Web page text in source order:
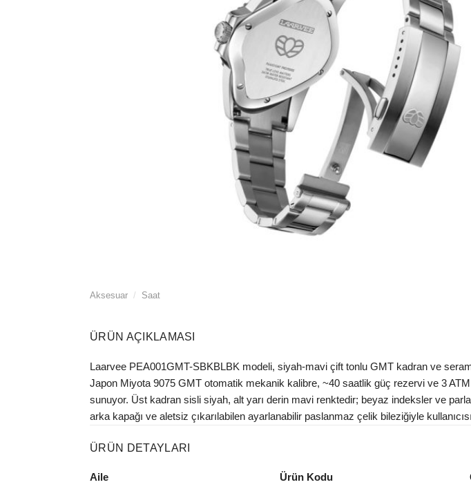
Aksesuar / Saat
ÜRÜN AÇIKLAMASI
Laarvee PEA001GMT-SBKBLBK modeli, siyah-mavi çift tonlu GMT kadran ve
Japon Miyota 9075 GMT otomatik mekanik kalibre, ~40 saatlik güç rezervi ve 3
sunuyor. Üst kadran sisli siyah, alt yarı derin mavi renktedir; beyaz indeksler ve
arka kapağı ve aletsiz çıkarılabilen ayarlanabilir paslanmaz çelik bileziğiyle
ÜRÜN DETAYLARI
Aile
Ürün Kodu